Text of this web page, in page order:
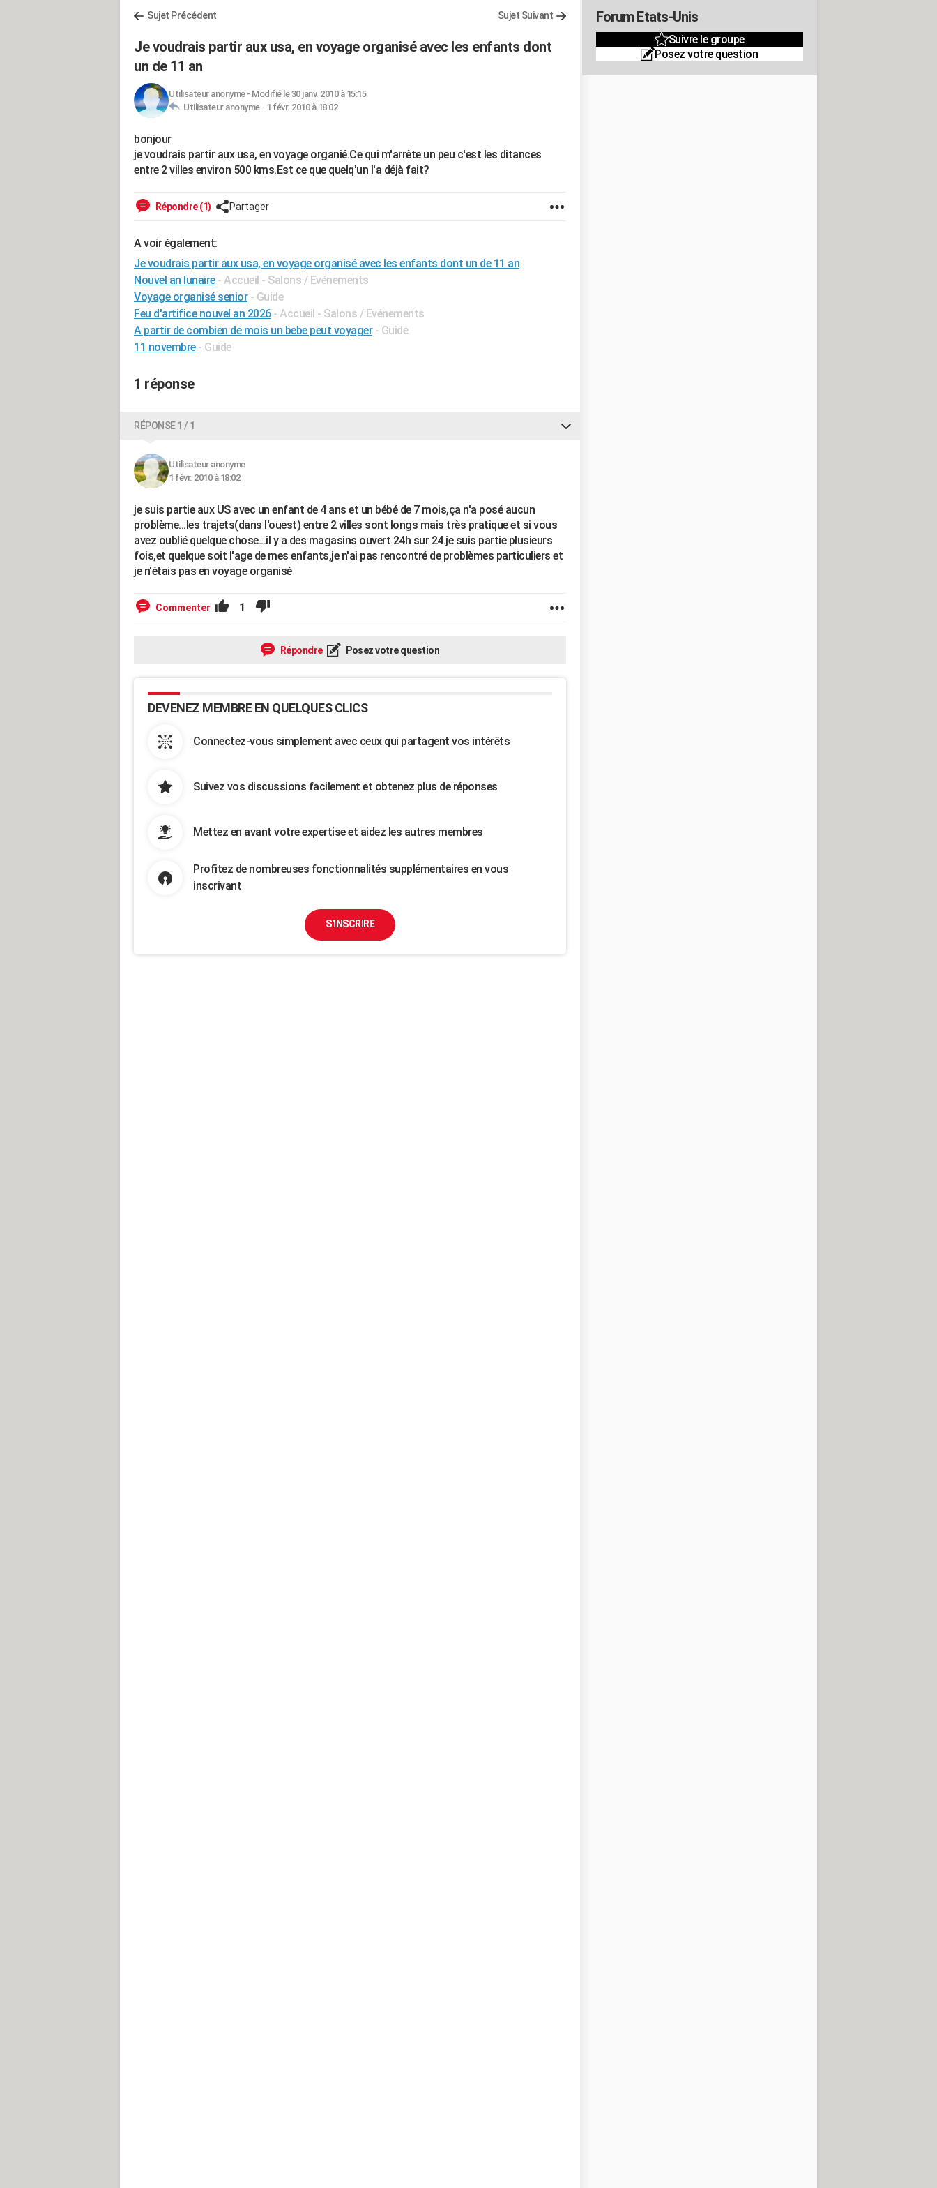
Sujet Précédent Sujet Suivant
Je voudrais partir aux usa, en voyage organisé avec les enfants dont
un de 11 an
Utilisateur anonyme- Modifié le 30 janv. 2010 à 15:15
Utilisateur anonyme - 1 févr. 2010 à 18:02
bonjour
je voudrais partir aux usa, en voyage organié.Ce qui m'arrête un peu c'est les ditances
entre 2 villes environ 500 kms.Est ce que quelq'un l'a déjà fait?
Répondre (1) Partager
A voir également:
Je voudrais partir aux usa, en voyage organisé avec les enfants dont un de 11 an
Nouvel an lunaire - Accueil - Salons / Evénements
Voyage organisé senior - Guide
Feu d'artifice nouvel an 2026 - Accueil - Salons / Evénements
A partir de combien de mois un bebe peut voyager - Guide
11 novembre - Guide
1 réponse
RÉPONSE 1 / 1
Utilisateur anonyme
1 févr. 2010 à 18:02
je suis partie aux US avec un enfant de 4 ans et un bébé de 7 mois,ça n'a posé aucun
problème...les trajets(dans l'ouest) entre 2 villes sont longs mais très pratique et si vous
avez oublié quelque chose...il y a des magasins ouvert 24h sur 24.je suis partie plusieurs
fois,et quelque soit l'age de mes enfants,je n'ai pas rencontré de problèmes particuliers et
je n'étais pas en voyage organisé
Commenter 1
Répondre Posez votre question
DEVENEZ MEMBRE EN QUELQUES CLICS
Connectez-vous simplement avec ceux qui partagent vos intérêts
Suivez vos discussions facilement et obtenez plus de réponses
Mettez en avant votre expertise et aidez les autres membres
Profitez de nombreuses fonctionnalités supplémentaires en vous
inscrivant
S'INSCRIRE
Forum Etats-Unis
Suivre le groupe
Posez votre question